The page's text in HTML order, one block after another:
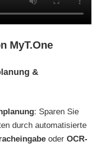
MyT.One
&
: Sparen Sie
durch automatisierte
oder OCR-